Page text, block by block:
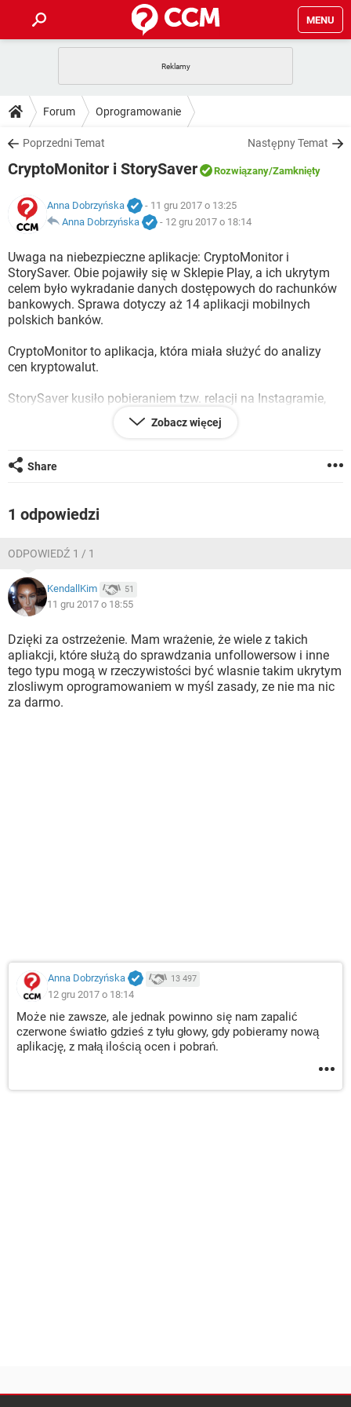
MENU
GRY WHATSAPP
SPOTIFY
INSTAGRAM FACEBOOK
WINDOWS 10
PORADY
PlayStation TIKTOK
INSTAGRAM FACEBOOK
DO POBRANIA
ANDROID TIKTOK
GRY
IOS NETFLIX
FACEBOOK
WINDOWS 10
FORUM
COVID-19 TIKTOK
SPOTIFY NETFLIX
INSTAGRAM FACEBOOK
WINDOWS 10
ARTYKUŁY
TIKTOK
GRY WHATSAPP
SPOTIFY NETFLIX
WINDOWS 10
Forum Oprogramowanie
Poprzedni Temat Następny Temat
CryptoMonitor i StorySaver Rozwiązany/Zamknięty
Anna Dobrzyńska
- 11 gru 2017 o 13:25
Anna Dobrzyńska
- 12 gru 2017 o 18:14
Uwaga na niebezpieczne aplikacje: CryptoMonitor i
StorySaver. Obie pojawiły się w Sklepie Play, a ich ukrytym
celem było wykradanie danych dostępowych do rachunków
bankowych. Sprawa dotyczy aż 14 aplikacji mobilnych
polskich banków.
CryptoMonitor to aplikacja, która miała służyć do analizy
cen kryptowalut.
StorySaver kusiło pobieraniem tzw. relacji na Instagramie,
złudzenia przypominające komunikaty z aplikacji
bankowych. Według ekspertów z Eset, aplikacje
Aplikacji w Sklepie Play już nie ma, ale zanim się to stało
aplikacje mobilne były podatne na atak:
Alior Mobile
Bank Pekao
Bank Millennium
Business Pro
BZWBK24 Mobile
Citi Handlowy
Getin Mobile
IKO
Zobacz więcej
Share
1 odpowiedzi
ODPOWIEDŹ 1 / 1
KendallKim 51
11 gru 2017 o 18:55
Dzięki za ostrzeżenie. Mam wrażenie, że wiele z takich
apliakcji, które służą do sprawdzania unfollowersow i inne
tego typu mogą w rzeczywistości być wlasnie takim ukrytym
zlosliwym oprogramowaniem w myśl zasady, ze nie ma nic
za darmo.
Anna Dobrzyńska 13 497
12 gru 2017 o 18:14
Może nie zawsze, ale jednak powinno się nam zapalić
czerwone światło gdzieś z tyłu głowy, gdy pobieramy nową
aplikację, z małą ilością ocen i pobrań.